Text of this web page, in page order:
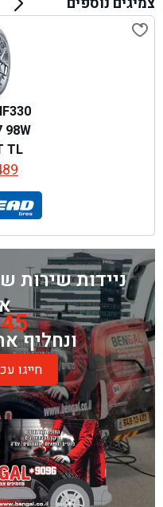
98W
TL
ניידות שירות
45 דקותונחליף
*חייגו